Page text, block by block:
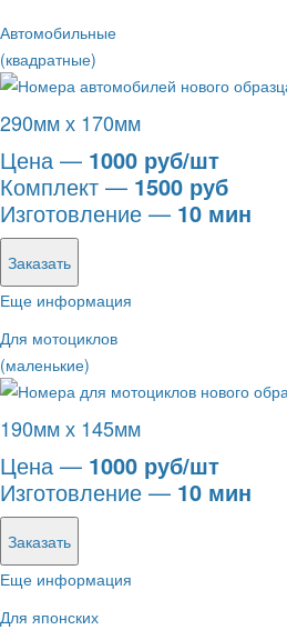
Автомобильные
(квадратные)
290мм х 170мм
Цена — 1000 руб/шт
Комплект — 1500 руб
Изготовление — 10 мин
Заказать
Еще информация
Для мотоциклов
(маленькие)
190мм х 145мм
Цена — 1000 руб/шт
Изготовление — 10 мин
Заказать
Еще информация
Для японских